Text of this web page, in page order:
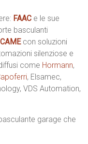
FAAC e le sue
basculanti
CAME con soluzioni
silenziose e
come Hormann,
, Elsamec,
VDS Automation,
garage che